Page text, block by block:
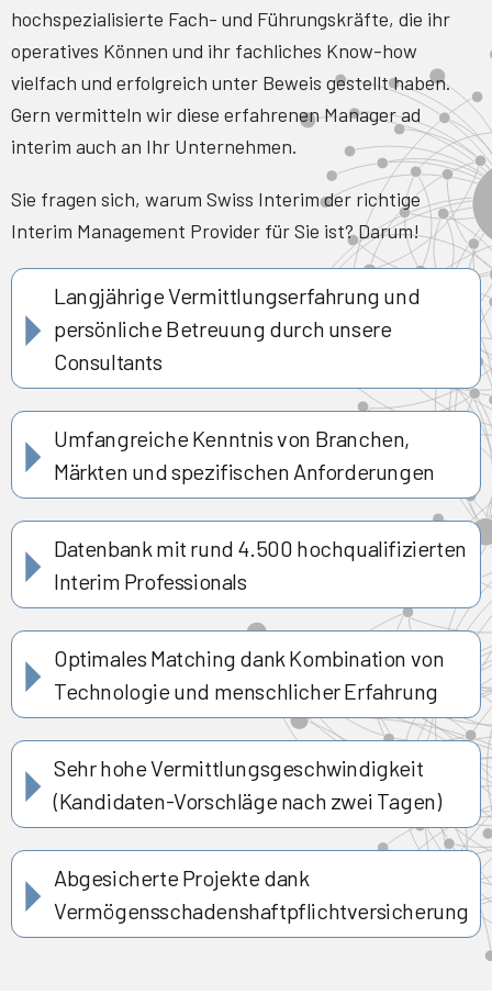
hochspezialisierte Fach- und Führungskräfte, die ihr
operatives Können und ihr fachliches Know-how
vielfach und erfolgreich unter Beweis gestellt haben.
Gern vermitteln wir diese erfahrenen Manager ad
interim auch an Ihr Unternehmen.
Sie fragen sich, warum Swiss Interim der richtige
Interim Management Provider für Sie ist? Darum!
Langjährige Vermittlungserfahrung und
persönliche Betreuung durch unsere
Consultants
Umfangreiche Kenntnis von Branchen,
Märkten und spezifischen Anforderungen
Datenbank mit rund 4.500 hochqualifizierten
Interim Professionals
Optimales Matching dank Kombination von
Technologie und menschlicher Erfahrung
Sehr hohe Vermittlungsgeschwindigkeit
(Kandidaten-Vorschläge nach zwei Tagen)
Abgesicherte Projekte dank
Vermögensschadenshaftpflichtversicherung